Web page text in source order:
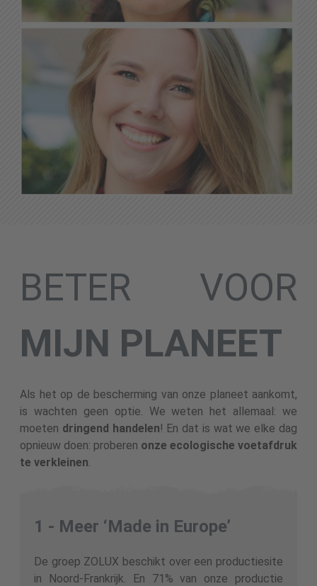
BETER VOOR
MIJN PLANEET
Als het op de bescherming van onze planeet aankomt,
is wachten geen optie. We weten het allemaal: we
moeten dringend handelen! En dat is wat we elke dag
opnieuw doen: proberen onze ecologische voetafdruk
te verkleinen
1 - Meer ‘Made in Europe’
De groep ZOLUX beschikt over een productiesite
in Noord-Frankrijk. En 71% van onze productie